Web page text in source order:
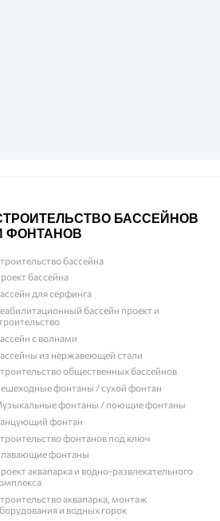
БАССЕЙНОВ
ФОНТАНОВ
бассейна
бассейна
для серфинга
бассейн проект и
с волнами
из нержавеющей стали
общественных бассейнов
фонтаны / сухой фонтан
фонтаны / поющие фонтаны
фонтан
фонтанов под ключ
фонтаны
аквапарка и водно-развлекательного
аквапарка, монтаж
и водных горок